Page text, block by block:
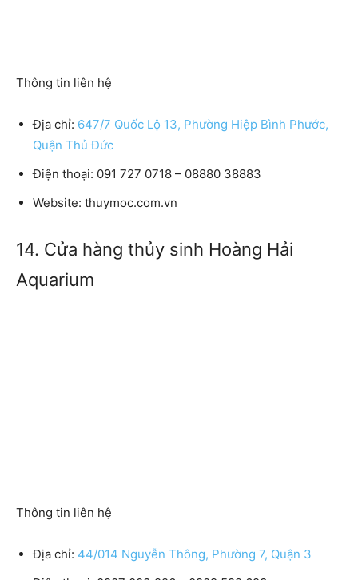
Thông tin liên hệ
Địa chỉ: 647/7 Quốc Lộ 13, Phường Hiệp Bình Phước,
Quận Thủ Đức
Điện thoại: 091 727 0718 – 08880 38883
Website: thuymoc.com.vn
14. Cửa hàng thủy sinh Hoàng Hải
Aquarium
Thông tin liên hệ
Địa chỉ: 44/014 Nguyễn Thông, Phường 7, Quận 3